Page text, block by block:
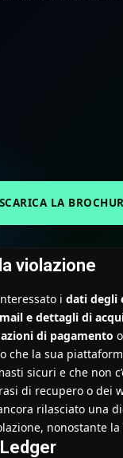
SCARICA LA
violazione
i dati degli
e dettagli di
di pagamento
che la sua
sicuri e che non
di recupero o dei
rilasciato una
nonostante la